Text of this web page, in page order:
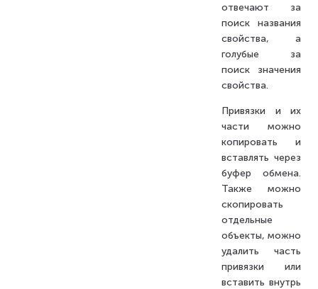
отвечают за
поиск названия
свойства, а
голубые за
поиск значения
свойства.
Привязки и их
части можно
копировать и
вставлять через
буфер обмена.
Также можно
скопировать
отдельные
объекты, можно
удалить часть
привязки или
вставить внутрь